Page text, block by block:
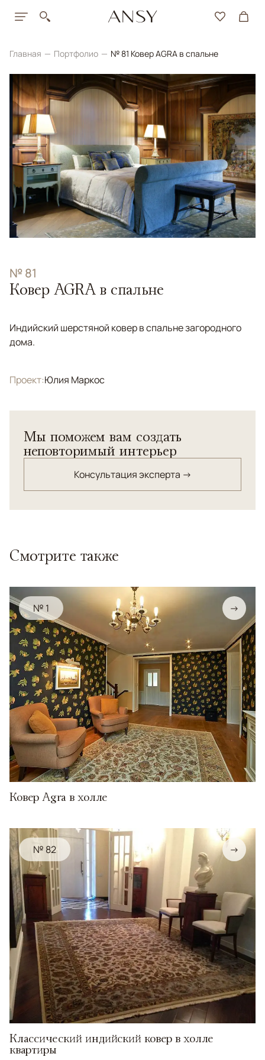
Главная Портфолио № 81 Ковер AGRA в спальне
№ 81
Ковер AGRA в спальне
Индийский шерстяной ковер в спальне загородного
дома.
Проект:Юлия Маркос
Мы поможем вам создать
неповторимый интерьер
Консультация эксперта →
Смотрите также
№ 1 →
Ковер Agra в холле
№ 82 →
Классический индийский ковер в холле
квартиры